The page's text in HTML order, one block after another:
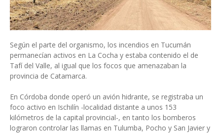
Según el parte del organismo, los incendios en Tucumán
permanecían activos en La Cocha y estaba contenido el de
Tafí del Valle, al igual que los focos que amenazaban la
provincia de Catamarca.
En Córdoba donde operó un avión hidrante, se registraba un
foco activo en Ischilín -localidad distante a unos 153
kilómetros de la capital provincial-, en tanto los bomberos
lograron controlar las llamas en Tulumba, Pocho y San Javier y